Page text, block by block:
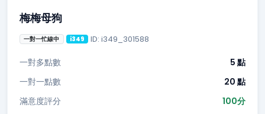
梅梅母狗
一對一忙線中 i349 ID: i349_301588
一對多點數
5 點
一對一點數
20 點
滿意度評分
100分